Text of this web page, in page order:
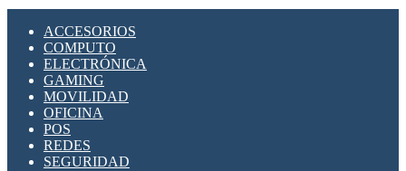
SUPRESOR DE TRANSIENTES SPDS PARA
APLICACIONES FOTOVOLTAICAS
ACCESORIOS
COMPUTO
ELECTRÓNICA
GAMING
MOVILIDAD
OFICINA
POS
REDES
SEGURIDAD